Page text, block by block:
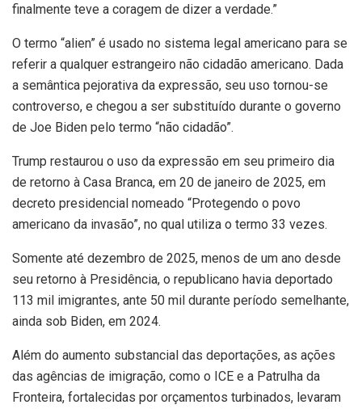
finalmente teve a coragem de dizer a verdade.”
O termo “alien” é usado no sistema legal americano para se
referir a qualquer estrangeiro não cidadão americano. Dada
a semântica pejorativa da expressão, seu uso tornou-se
controverso, e chegou a ser substituído durante o governo
de Joe Biden pelo termo “não cidadão”.
Trump restaurou o uso da expressão em seu primeiro dia
de retorno à Casa Branca, em 20 de janeiro de 2025, em
decreto presidencial nomeado “Protegendo o povo
americano da invasão”, no qual utiliza o termo 33 vezes.
Somente até dezembro de 2025, menos de um ano desde
seu retorno à Presidência, o republicano havia deportado
113 mil imigrantes, ante 50 mil durante período semelhante,
ainda sob Biden, em 2024.
Além do aumento substancial das deportações, as ações
das agências de imigração, como o ICE e a Patrulha da
Fronteira, fortalecidas por orçamentos turbinados, levaram